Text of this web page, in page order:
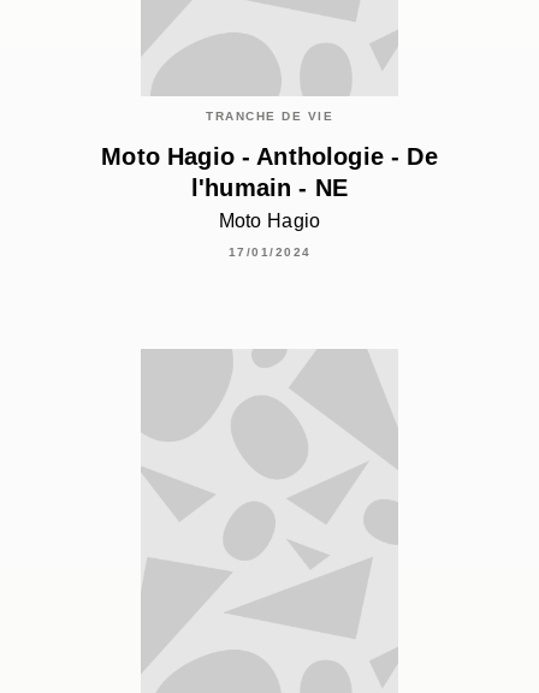
TRANCHE DE VIE
Moto Hagio - Anthologie - De
l'humain - NE
Moto Hagio
17/01/2024